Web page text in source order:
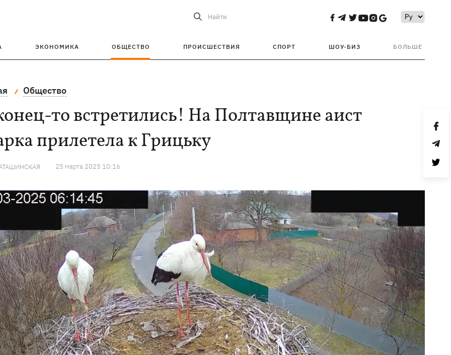
Найти
ЭКОНОМИКА ОБЩЕСТВО ПРОИСШЕСТВИЯ СПОРТ ШОУ-БИЗ БОЛЬШЕ
Общество
то встретились! На Полтавщине аист
прилетела к Грицьку
25 марта 2025 10:16